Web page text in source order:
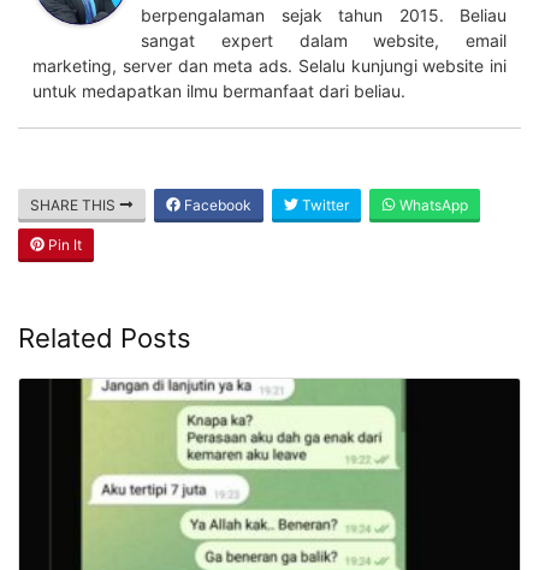
imagesee.biz
Dapat kerja dari linkedin jadi lebih mudah dengan cara
ini. Pekerjaan freelance adalah. Contoh cv freelance
Author Recent Posts
berpengalaman sejak tahun 2015. Beliau
marketing, server dan meta ads. Selalu kunjungi website ini
untuk medapatkan ilmu bermanfaat dari beliau.
Facebook Twitter